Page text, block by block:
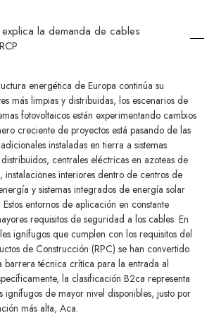
la demanda de cables
energética de Europa continúa su
más limpias y distribuidas, los escenarios de
fotovoltaicos están experimentando cambios
creciente de proyectos está pasando de las
instaladas en tierra a sistemas
centrales eléctricas en azoteas de
instalaciones interiores dentro de centros de
y sistemas integrados de energía solar
entornos de aplicación en constante
requisitos de seguridad a los cables. En
ignífugos que cumplen con los requisitos del
de Construcción (RPC) se han convertido
barrera técnica crítica para la entrada al
la clasificación B2ca representa
ignífugos de mayor nivel disponibles, justo por
más alta, Aca.